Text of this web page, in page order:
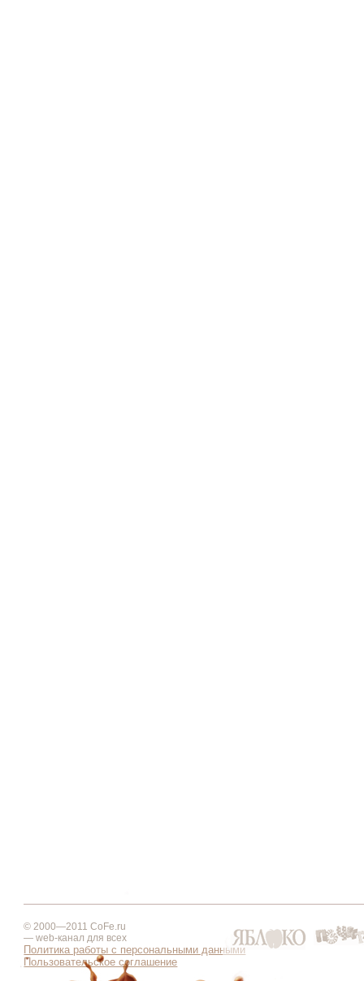
© 2000—2011 CoFe.ru
— web-канал для всех
Политика работы с персональными данными
Пользовательское соглашение